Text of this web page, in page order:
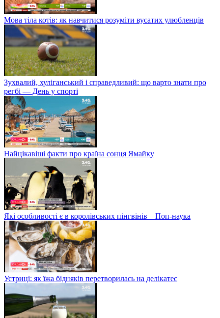
Мова тіла котів: як навчитися розуміти вусатих улюбленців
Зухвалий, хуліганський і справедливий: що варто знати про
регбі — День у спорті
Найцікавіші факти про країна сонця Ямайку
Які особливості є в королівських пінгвінів – Поп-наука
Устриці: як їжа бідняків перетворилась на делікатес